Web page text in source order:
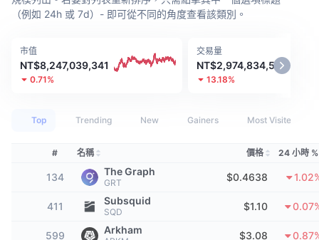
歷史記錄
實體世界資產
熱門
現貨市場
加密貨幣數量
BNB金庫
交易所流入/流出
熱門
迷因探索工具
頂級交易者
集中式交易所
現貨
現貨
衍生品
社群
直播
文章
API
加密貨幣 API
定價
CMC Launch
（例如 24h 或 7d）- 即可從不同的角度查看該類別。
市值
NT$8,247,039,341
0.71%
交易量
NT$2,974,834,581
13.18%
Top Trending New Gainers Most Visited
# 名稱 價格 24 小時 %
134 The Graph
GRT $0.4638
411 Subsquid
SQD $1.10
599 Arkham $3.08